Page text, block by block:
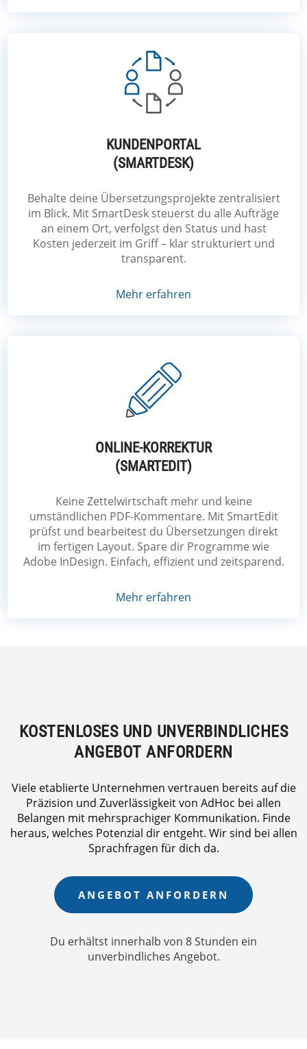
KUNDENPORTAL
(SMARTDESK)
Behalte deine Übersetzungsprojekte zentralisiert
im Blick. Mit SmartDesk steuerst du alle Aufträge
an einem Ort, verfolgst den Status und hast
Kosten jederzeit im Griff – klar strukturiert und
transparent.
Mehr erfahren
ONLINE-KORREKTUR
(SMARTEDIT)
Keine Zettelwirtschaft mehr und keine
umständlichen PDF-Kommentare. Mit SmartEdit
prüfst und bearbeitest du Übersetzungen direkt
im fertigen Layout. Spare dir Programme wie
Adobe InDesign. Einfach, effizient und zeitsparend.
Mehr erfahren
KOSTENLOSES UND UNVERBINDLICHES
ANGEBOT ANFORDERN
Viele etablierte Unternehmen vertrauen bereits auf die
Präzision und Zuverlässigkeit von AdHoc bei allen
Belangen mit mehrsprachiger Kommunikation. Finde
heraus, welches Potenzial dir entgeht. Wir sind bei allen
Sprachfragen für dich da.
ANGEBOT ANFORDERN
Du erhältst innerhalb von 8 Stunden ein
unverbindliches Angebot.